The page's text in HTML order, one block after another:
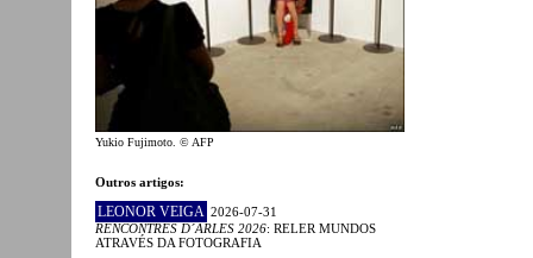
Yukio Fujimoto. © AFP
Outros artigos:
LEONOR VEIGA 2026-07-31
RENCONTRES D´ARLES 2026: RELER MUNDOS
ATRAVÉS DA FOTOGRAFIA